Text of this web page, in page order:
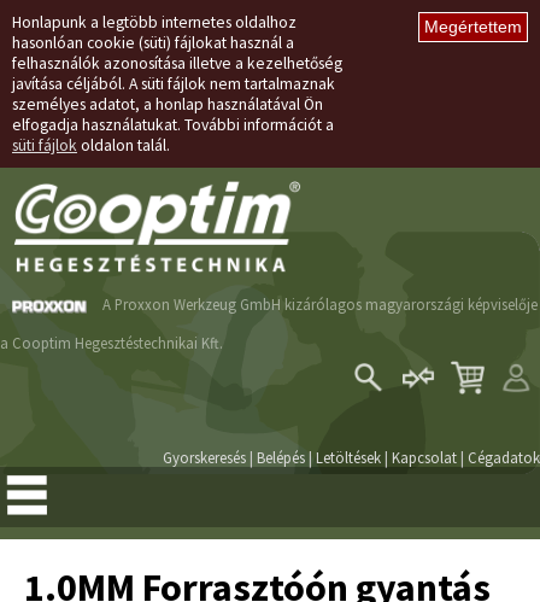
Honlapunk a legtöbb internetes oldalhoz
hasonlóan cookie (süti) fájlokat használ a
felhasználók azonosítása illetve a kezelhetőség
javítása céljából. A süti fájlok nem tartalmaznak
személyes adatot, a honlap használatával Ön
elfogadja használatukat. További információt a
süti fájlok oldalon talál.
A Proxxon Werkzeug GmbH kizárólagos magyarországi képviselője
a Cooptim Hegesztéstechnikai Kft.
Regisztráció
Gyorskeresés | Belépés| Letöltések | Kapcsolat | Cégadatok
1.0MM Forrasztóón gyantás